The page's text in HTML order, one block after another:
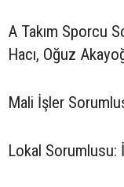
A Takım Sporcu
Hacı, Oğuz
Mali İşler
Lokal Sorumlusu: